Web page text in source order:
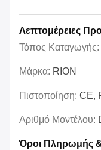
Λεπτομέρειες
Τόπος Καταγωγής:
Μάρκα: RION
Πιστοποίηση: CE,
Αριθμό Μοντέλου:
Όροι Πληρωμής &